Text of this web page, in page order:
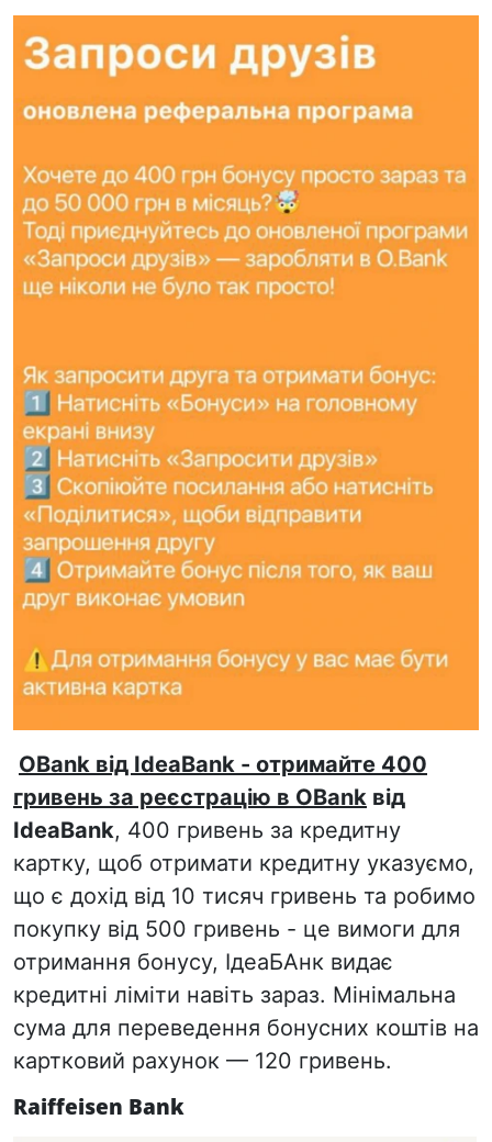
OBank від IdeaBank - отримайте 400
гривень за реєстрацію в OBank від
IdeaBank, 400 гривень за кредитну
картку, щоб отримати кредитну указуємо,
що є дохід від 10 тисяч гривень та робимо
покупку від 500 гривень - це вимоги для
отримання бонусу, ІдеаБАнк видає
кредитні ліміти навіть зараз. Мінімальна
сума для переведення бонусних коштів на
картковий рахунок — 120 гривень.
Raiffeisen Bank